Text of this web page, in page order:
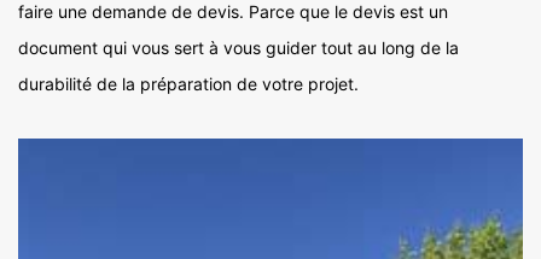
faire une demande de devis. Parce que le devis est un
document qui vous sert à vous guider tout au long de la
durabilité de la préparation de votre projet.